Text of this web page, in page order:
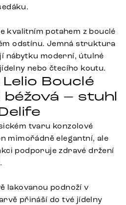
kvalitním potahem z bouclé
odstínu. Jemná struktura
nábytku moderní, útulné
nebo čtecího koutu.
Bouclé
– stuhl
tvaru konzolové
mimořádně elegantní, ale
podporuje zdravé držení
lakovanou podnoží v
přináší do tvé jídelny